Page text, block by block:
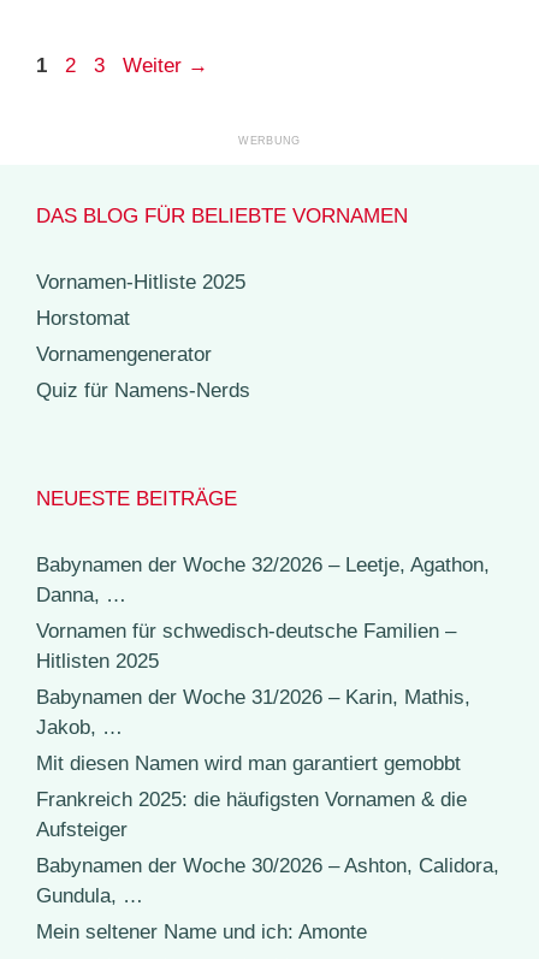
Seite
1 Seite
2 Seite
3 Weiter →
DAS BLOG FÜR BELIEBTE VORNAMEN
Vornamen-Hitliste 2025
Horstomat
Vornamengenerator
Quiz für Namens-Nerds
NEUESTE BEITRÄGE
Babynamen der Woche 32/2026 – Leetje, Agathon,
Danna, …
Vornamen für schwedisch-deutsche Familien –
Hitlisten 2025
Babynamen der Woche 31/2026 – Karin, Mathis,
Jakob, …
Mit diesen Namen wird man garantiert gemobbt
Frankreich 2025: die häufigsten Vornamen & die
Aufsteiger
Babynamen der Woche 30/2026 – Ashton, Calidora,
Gundula, …
Mein seltener Name und ich: Amonte